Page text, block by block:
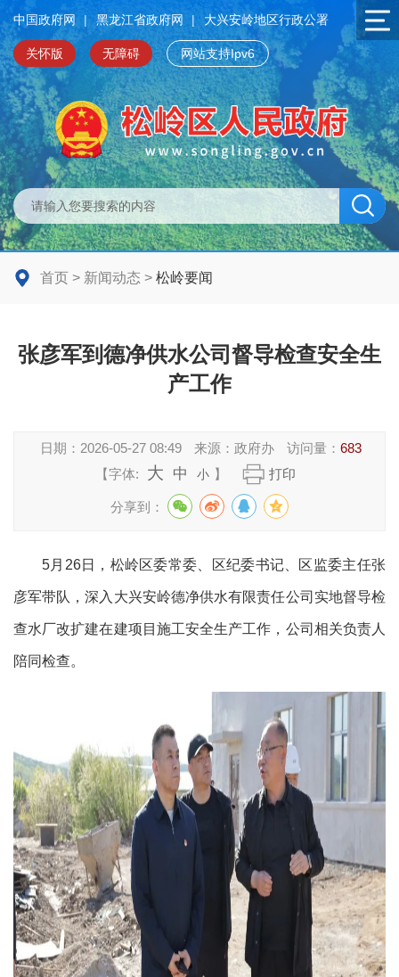
中国政府网 | 黑龙江省政府网 | 大兴安岭地区行政公署
关怀版 无障碍 网站支持Ipv6
首页 > 新闻动态 > 松岭要闻
张彦军到德净供水公司督导检查安全生
产工作
日期： 2026-05-27 08:49 来源：政府办 访问量：683
【字体:
大 中 小 】 打印
分享到：
5月26日，松岭区委常委、区纪委书记、区监委主任张
彦军带队，深入大兴安岭德净供水有限责任公司实地督导检
查水厂改扩建在建项目施工安全生产工作，公司相关负责人
陪同检查。